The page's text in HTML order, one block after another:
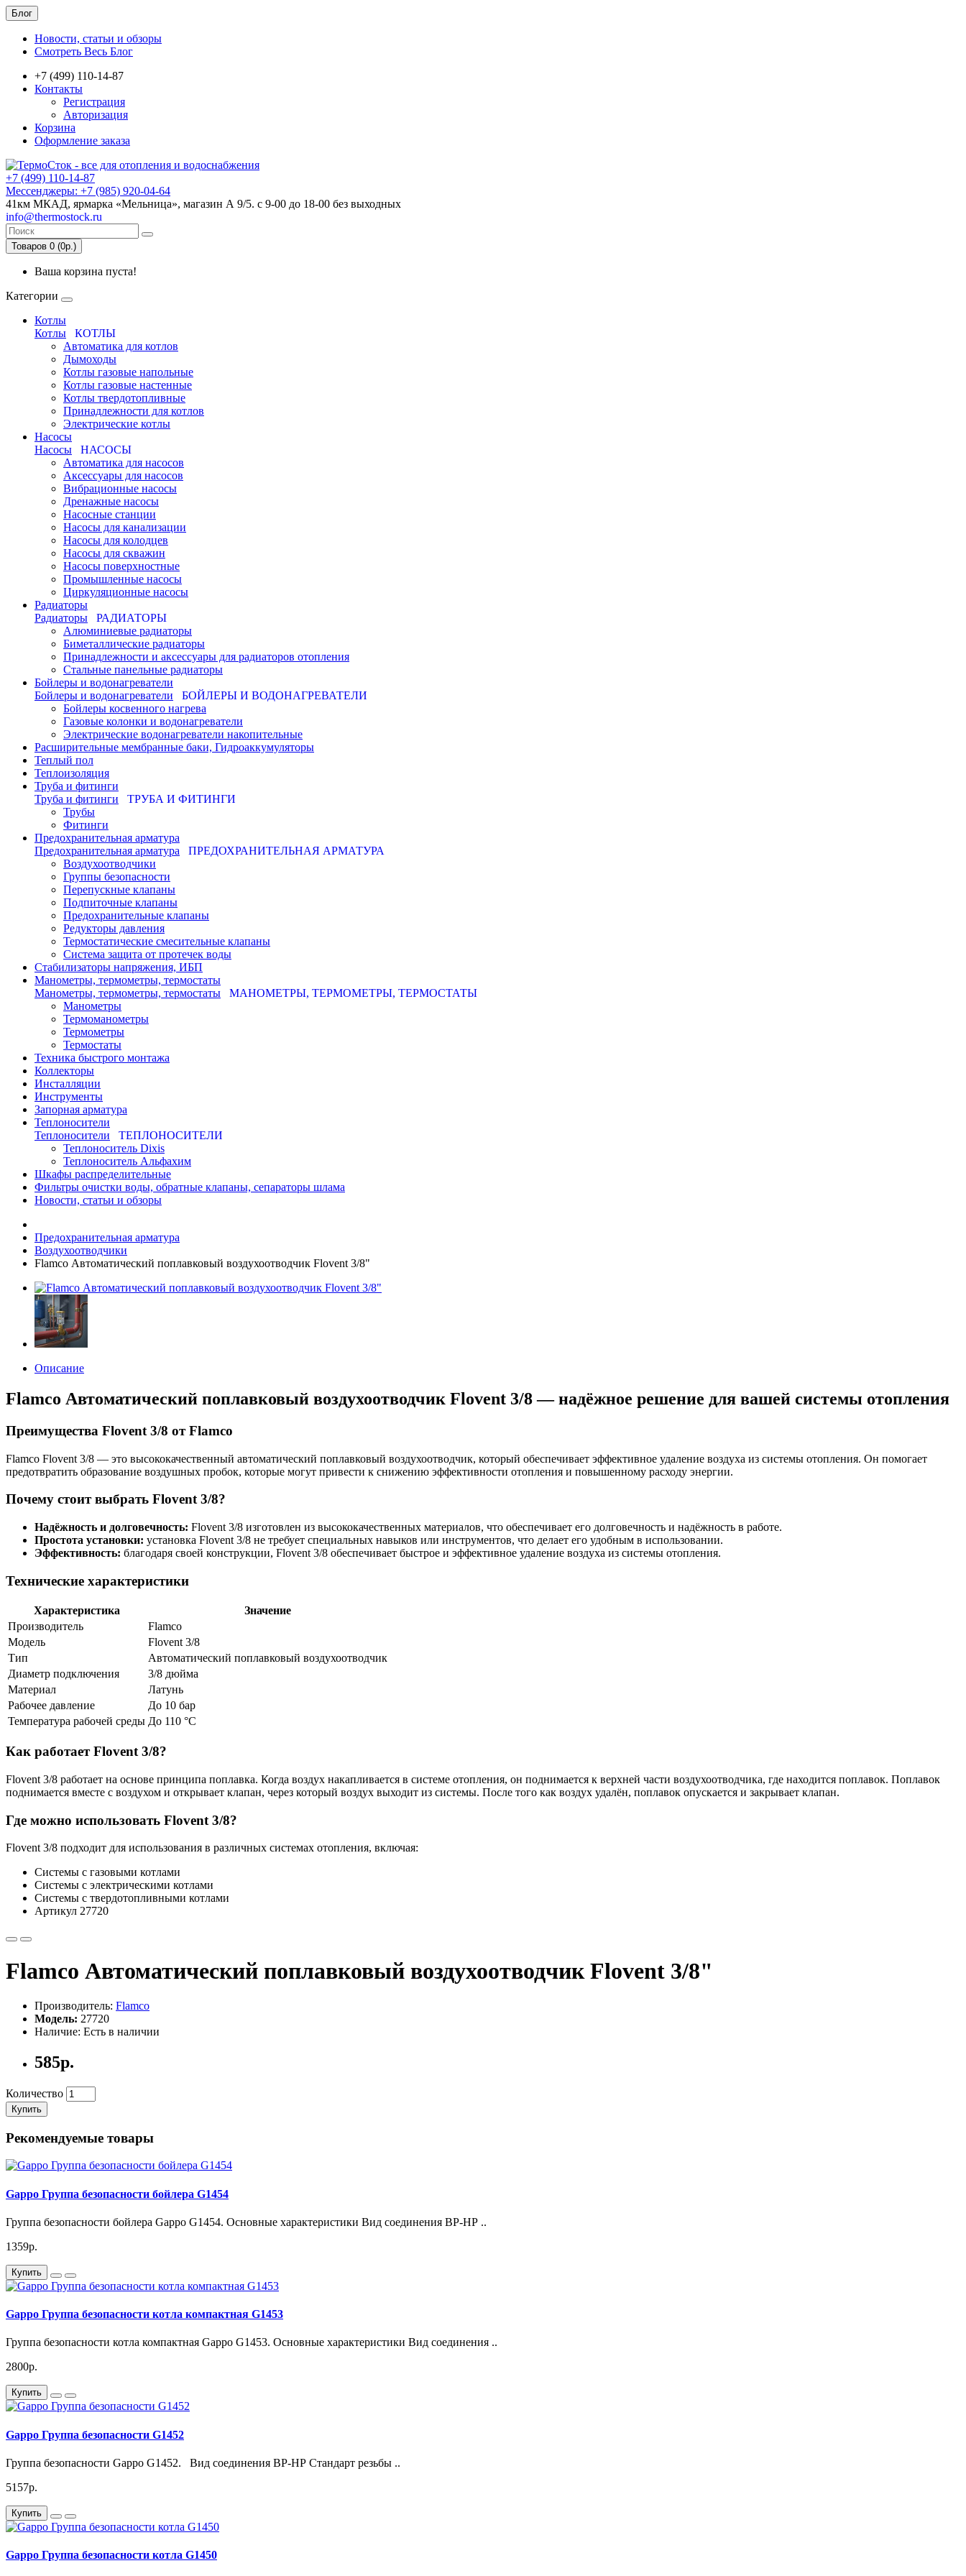
Блог
Новости, статьи и обзоры
Смотреть Весь Блог
+7 (499) 110-14-87
Контакты
Регистрация
Авторизация
Корзина
Оформление заказа
+7 (499) 110-14-87
Мессенджеры: +7 (985) 920-04-64
41км МКАД, ярмарка «Мельница», магазин А 9/5. с 9-00 до 18-00 без выходных
info@thermostock.ru
Товаров 0 (0р.)
Ваша корзина пуста!
Категории
Котлы
Котлы
КОТЛЫ
Автоматика для котлов
Дымоходы
Котлы газовые напольные
Котлы газовые настенные
Котлы твердотопливные
Принадлежности для котлов
Электрические котлы
Насосы
Насосы
НАСОСЫ
Автоматика для насосов
Аксессуары для насосов
Вибрационные насосы
Дренажные насосы
Насосные станции
Насосы для канализации
Насосы для колодцев
Насосы для скважин
Насосы поверхностные
Промышленные насосы
Циркуляционные насосы
Радиаторы
Радиаторы
РАДИАТОРЫ
Алюминиевые радиаторы
Биметаллические радиаторы
Принадлежности и аксессуары для радиаторов отопления
Стальные панельные радиаторы
Бойлеры и водонагреватели
Бойлеры и водонагреватели
БОЙЛЕРЫ И ВОДОНАГРЕВАТЕЛИ
Бойлеры косвенного нагрева
Газовые колонки и водонагреватели
Электрические водонагреватели накопительные
Расширительные мембранные баки, Гидроаккумуляторы
Теплый пол
Теплоизоляция
Труба и фитинги
Труба и фитинги
ТРУБА И ФИТИНГИ
Трубы
Фитинги
Предохранительная арматура
Предохранительная арматура
ПРЕДОХРАНИТЕЛЬНАЯ АРМАТУРА
Воздухоотводчики
Группы безопасности
Перепускные клапаны
Подпиточные клапаны
Предохранительные клапаны
Редукторы давления
Термостатические смесительные клапаны
Система защита от протечек воды
Стабилизаторы напряжения, ИБП
Манометры, термометры, термостаты
Манометры, термометры, термостаты
МАНОМЕТРЫ, ТЕРМОМЕТРЫ, ТЕРМОСТАТЫ
Манометры
Термоманометры
Термометры
Термостаты
Техника быстрого монтажа
Коллекторы
Инсталляции
Инструменты
Запорная арматура
Теплоносители
Теплоносители
ТЕПЛОНОСИТЕЛИ
Теплоноситель Dixis
Теплоноситель Альфахим
Шкафы распределительные
Фильтры очистки воды, обратные клапаны, сепараторы шлама
Новости, статьи и обзоры
Предохранительная арматура
Воздухоотводчики
Flamco Автоматический поплавковый воздухоотводчик Flovent 3/8"
Описание
Flamco Автоматический поплавковый воздухоотводчик Flovent 3/8 — надёжное решение для вашей системы отопления
Преимущества Flovent 3/8 от Flamco
Flamco Flovent 3/8 — это высококачественный автоматический поплавковый воздухоотводчик, который обеспечивает эффективное удаление воздуха из системы отопления. Он помогает
предотвратить образование воздушных пробок, которые могут привести к снижению эффективности отопления и повышенному расходу энергии.
Почему стоит выбрать Flovent 3/8?
Надёжность и долговечность: Flovent 3/8 изготовлен из высококачественных материалов, что обеспечивает его долговечность и надёжность в работе.
Простота установки: установка Flovent 3/8 не требует специальных навыков или инструментов, что делает его удобным в использовании.
Эффективность: благодаря своей конструкции, Flovent 3/8 обеспечивает быстрое и эффективное удаление воздуха из системы отопления.
Технические характеристики
Характеристика
Значение
Производитель
Flamco
Модель
Flovent 3/8
Тип
Автоматический поплавковый воздухоотводчик
Диаметр подключения
3/8 дюйма
Материал
Латунь
Рабочее давление
До 10 бар
Температура рабочей среды До 110 °C
Как работает Flovent 3/8?
Flovent 3/8 работает на основе принципа поплавка. Когда воздух накапливается в системе отопления, он поднимается к верхней части воздухоотводчика, где находится поплавок. Поплавок
поднимается вместе с воздухом и открывает клапан, через который воздух выходит из системы. После того как воздух удалён, поплавок опускается и закрывает клапан.
Где можно использовать Flovent 3/8?
Flovent 3/8 подходит для использования в различных системах отопления, включая:
Системы с газовыми котлами
Системы с электрическими котлами
Системы с твердотопливными котлами
Артикул 27720
Flamco Автоматический поплавковый воздухоотводчик Flovent 3/8"
Производитель: Flamco
Модель: 27720
Наличие: Есть в наличии
585р.
Количество
Купить
Рекомендуемые товары
Gappo Группа безопасности бойлера G1454
Группа безопасности бойлера Gappo G1454. Основные характеристики Вид соединения ВР-НР ..
1359р.
Купить
Gappo Группа безопасности котла компактная G1453
Группа безопасности котла компактная Gappo G1453. Основные характеристики Вид соединения ..
2800р.
Купить
Gappo Группа безопасности G1452
Группа безопасности Gappo G1452. Вид соединения ВР-НР Стандарт резьбы ..
5157р.
Купить
Gappo Группа безопасности котла G1450